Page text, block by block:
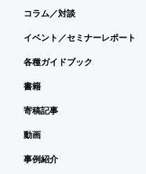
コラム／対談
イベント／セミナーレポート
各種ガイドブック
書籍
寄稿記事
動画
事例紹介